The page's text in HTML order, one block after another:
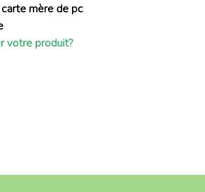
mère de pc
votre produit?